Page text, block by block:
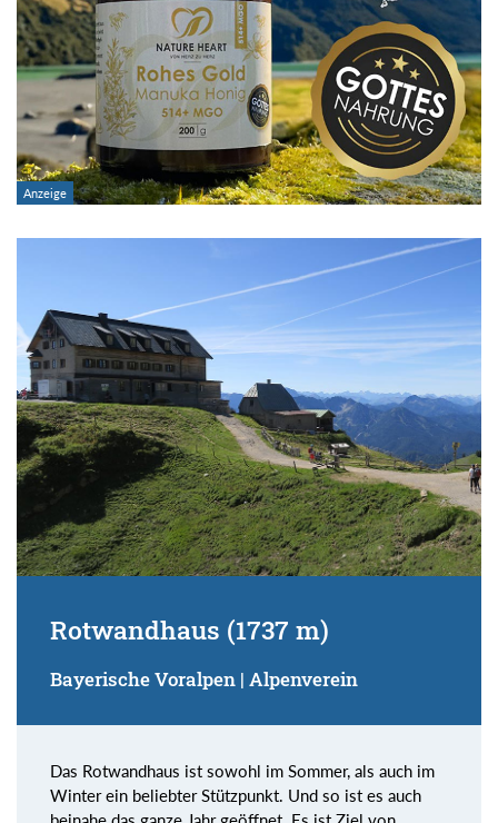
Rotwandhaus (1737 m)
Bayerische Voralpen | Alpenverein
Das Rotwandhaus ist sowohl im Sommer, als auch im
Winter ein beliebter Stützpunkt. Und so ist es auch